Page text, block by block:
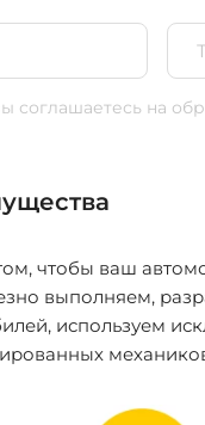
соглашаетесь на
чтобы ваш
выполняем,
используем